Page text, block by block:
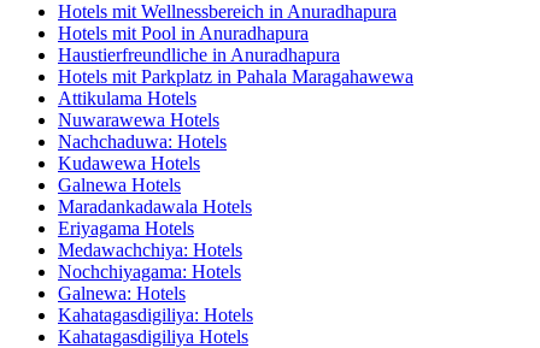
Hotels mit Wellnessbereich in Anuradhapura
Hotels mit Pool in Anuradhapura
Haustierfreundliche in Anuradhapura
Hotels mit Parkplatz in Pahala Maragahawewa
Attikulama Hotels
Nuwarawewa Hotels
Nachchaduwa: Hotels
Kudawewa Hotels
Galnewa Hotels
Maradankadawala Hotels
Eriyagama Hotels
Medawachchiya: Hotels
Nochchiyagama: Hotels
Galnewa: Hotels
Kahatagasdigiliya: Hotels
Kahatagasdigiliya Hotels